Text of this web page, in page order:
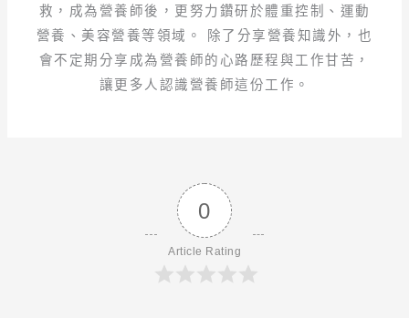
救，成為營養師後，更努力鑽研於體重控制、運動
營養、美容營養等領域。 除了分享營養知識外，也
會不定期分享成為營養師的心路歷程與工作甘苦，
讓更多人認識營養師這份工作。
0
Article Rating